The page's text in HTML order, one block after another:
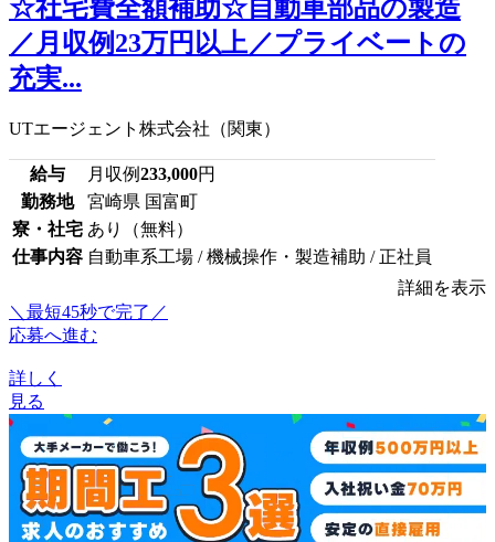
☆社宅費全額補助☆自動車部品の製造
／月収例23万円以上／プライベートの
充実...
UTエージェント株式会社（関東）
給与 月収例233,000円
勤務地
宮崎県 国富町
寮・社宅 あり（無料）
仕事内容 自動車系工場 / 機械操作・製造補助 / 正社員
詳細を表示
＼最短45秒で完了／
応募へ進む
詳しく
見る